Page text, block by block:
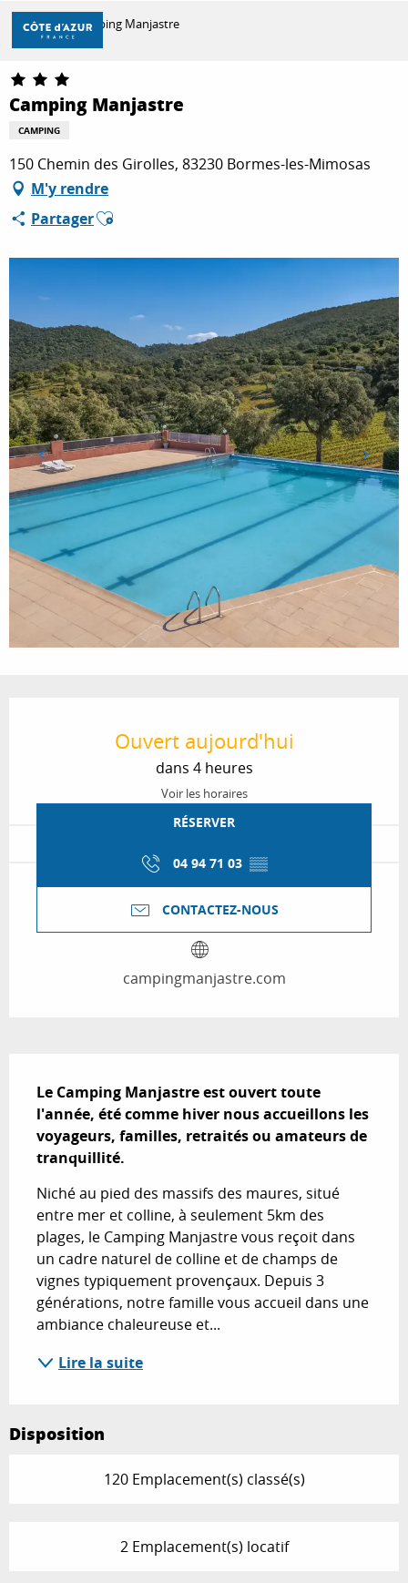
Aller
contenu
principal
DÉCOUVRIR
À FAIRE
SÉJOURNER
Accueil Camping Manjastre
Camping Manjastre
CAMPING
150 Chemin des Girolles, 83230 Bormes-les-Mimosas
M'y rendre
PartagerAjouter aux favoris
Ouvert aujourd'hui
dans 4 heures
Voir les horaires
RÉSERVER
04 94 71 03 ▒▒
CONTACTEZ-NOUS
campingmanjastre.com
Le Camping Manjastre est ouvert toute
l'année, été comme hiver nous accueillons les
voyageurs, familles, retraités ou amateurs de
tranquillité.
Niché au pied des massifs des maures, situé
entre mer et colline, à seulement 5km des
plages, le Camping Manjastre vous reçoit dans
un cadre naturel de colline et de champs de
vignes typiquement provençaux. Depuis 3
générations, notre famille vous accueil dans une
ambiance chaleureuse et...
Lire la suite
Disposition
120 Emplacement(s) classé(s)
2 Emplacement(s) locatif